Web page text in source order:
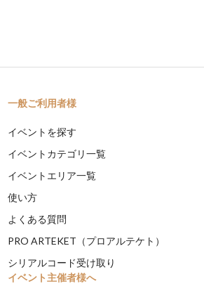
一般ご利用者様
イベントを探す
イベントカテゴリ一覧
イベントエリア一覧
使い方
よくある質問
PRO ARTEKET（プロアルテケト）
シリアルコード受け取り
イベント主催者様へ